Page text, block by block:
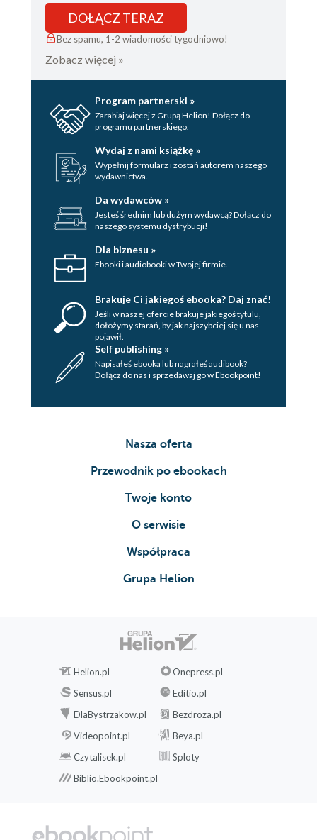
DOŁĄCZ TERAZ
Bez spamu, 1-2 wiadomości tygodniowo!
Zobacz więcej »
Program partnerski »
Zarabiaj więcej z Grupą Helion! Dołącz do
programu partnerskiego.
Wydaj z nami książkę »
Wypełnij formularz i zostań autorem naszego
wydawnictwa.
Da wydawców »
Jesteś średnim lub dużym wydawcą? Dołącz do
naszego systemu dystrybucji!
Dla biznesu »
Ebooki i audiobooki w Twojej firmie.
Brakuje Ci jakiegoś ebooka? Daj znać!
Jeśli w naszej ofercie brakuje jakiegoś tytulu,
dołożymy starań, by jak najszybciej się u nas
pojawił.
Self publishing »
Napisałeś ebooka lub nagrałeś audibook?
Dołącz do nas i sprzedawaj go w Ebookpoint!
Nasza oferta
Przewodnik po ebookach
Twoje konto
O serwisie
Współpraca
Grupa Helion
Helion.pl
Onepress.pl
Sensus.pl
Editio.pl
DlaBystrzakow.pl
Bezdroza.pl
Videopoint.pl
Beya.pl
Czytalisek.pl
Sploty
Biblio.Ebookpoint.pl